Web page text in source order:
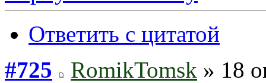
Ответить с цитатой
#725
RomikTomsk » 18